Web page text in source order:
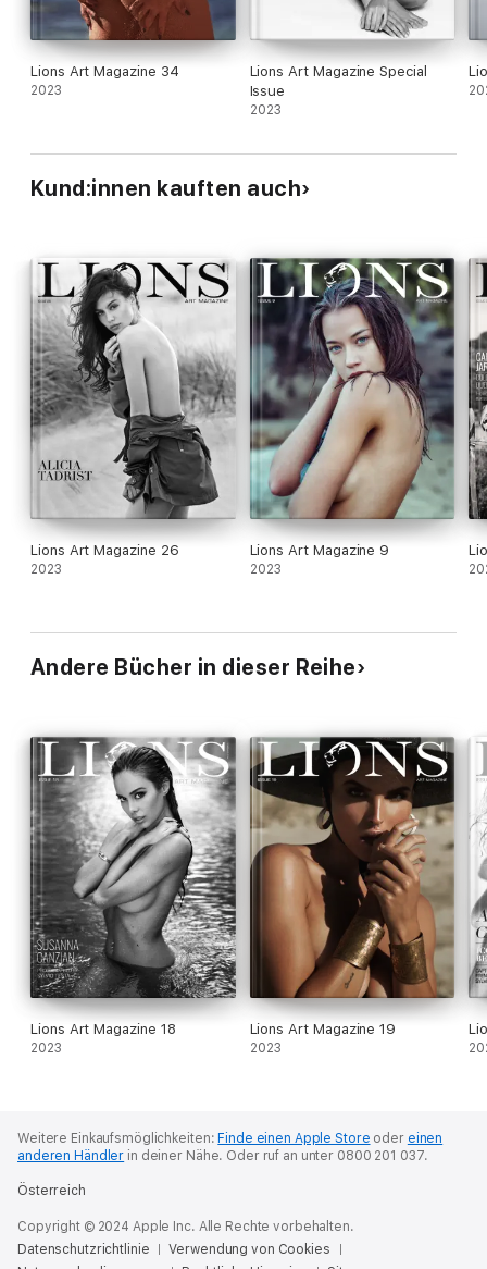
Lions Art Magazine 34
2023
Lions Art Magazine Special
Issue
2023
Kund:innen kauften auch
Lions Art Magazine 26
2023
Lions Art Magazine 9
2023
Andere Bücher in dieser Reihe
Lions Art Magazine 18
2023
Lions Art Magazine 19
2023
Weitere Einkaufsmöglichkeiten:Finde einen Apple Store oder einen
anderen Händler in deiner Nähe. Oder ruf an unter 0800 201 037.
Österreich
Copyright © 2024 Apple Inc. Alle Rechte vorbehalten.
Datenschutzrichtlinie
Verwendung von Cookies